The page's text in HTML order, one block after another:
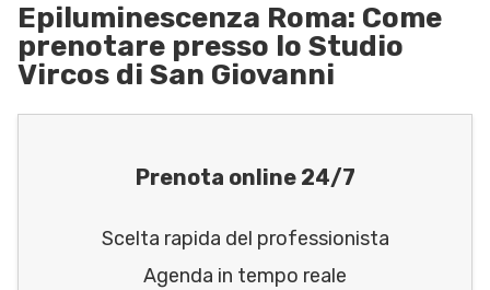
Epiluminescenza Roma: Come
prenotare presso lo Studio
Vircos di San Giovanni
Prenota online 24/7
Scelta rapida del professionista
Agenda in tempo reale